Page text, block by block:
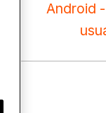
Android